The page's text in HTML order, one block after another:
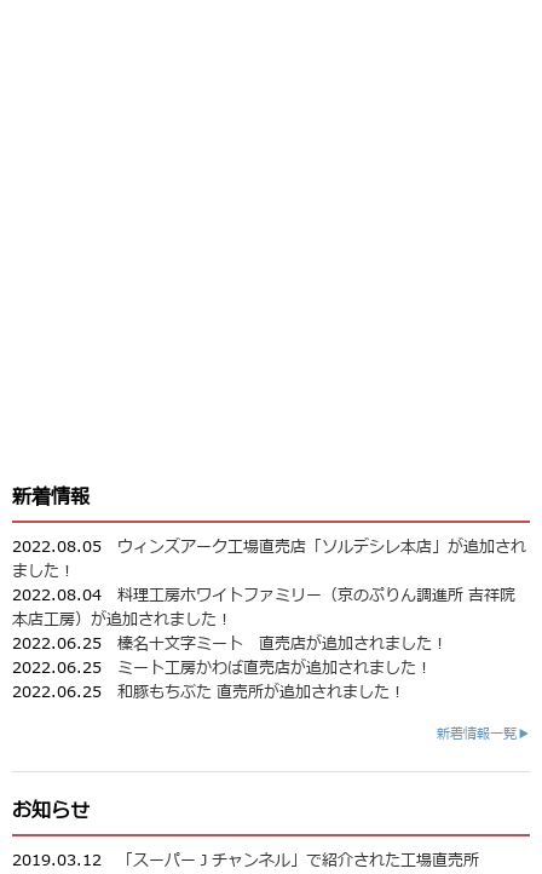
新着情報
2022.08.05 ウィンズアーク工場直売店「ソルデシレ本店」が追加され
ました！
2022.08.04 料理工房ホワイトファミリー（京のぷりん調進所 吉祥院
本店工房）が追加されました！
2022.06.25 榛名十文字ミート 直売店が追加されました！
2022.06.25 ミート工房かわば直売店が追加されました！
2022.06.25 和豚もちぶた 直売所が追加されました！
新着情報一覧▶
お知らせ
2019.03.12
「スーパーＪチャンネル」で紹介された工場直売所